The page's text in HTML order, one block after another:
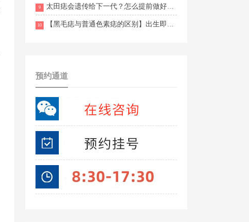
9 太田痣会遗传给下一代？怎么提前做好预防和干预？南京目前有正规胎记援助活动吗？
10 【黑毛痣与普通色素痣的区别】出生即有、面积大、多毛发
预约通道